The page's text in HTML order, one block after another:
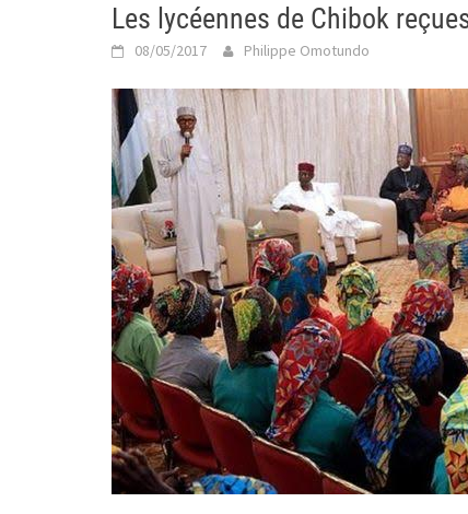
Les lycéennes de Chibok
08/05/2017 Philippe Omotundo